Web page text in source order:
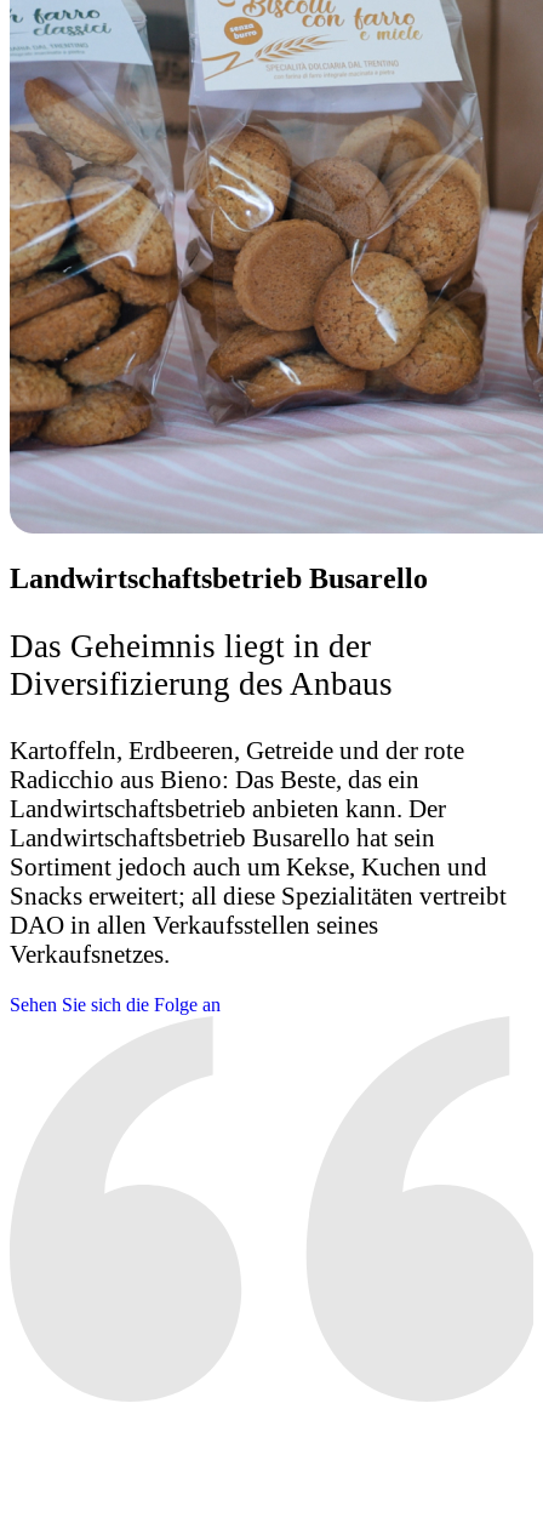
Landwirtschaftsbetrieb Busarello
Das Geheimnis liegt in der
Diversifizierung des Anbaus
Kartoffeln, Erdbeeren, Getreide und der rote
Radicchio aus Bieno: Das Beste, das ein
Landwirtschaftsbetrieb anbieten kann. Der
Landwirtschaftsbetrieb Busarello hat sein
Sortiment jedoch auch um Kekse, Kuchen und
Snacks erweitert; all diese Spezialitäten vertreibt
DAO in allen Verkaufsstellen seines
Verkaufsnetzes.
Sehen Sie sich die Folge an